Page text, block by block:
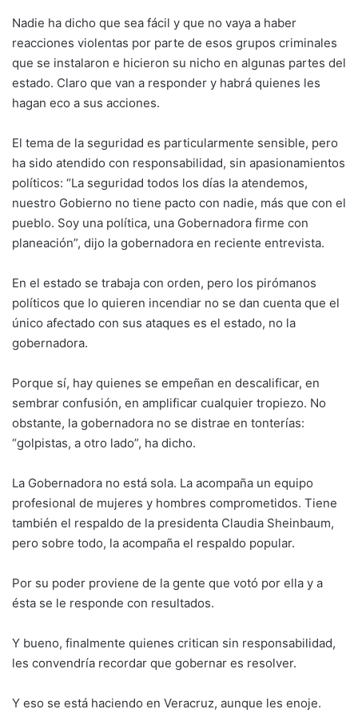
Nadie ha dicho que sea fácil y que no vaya a haber
reacciones violentas por parte de esos grupos criminales
que se instalaron e hicieron su nicho en algunas partes del
estado. Claro que van a responder y habrá quienes les
hagan eco a sus acciones.
El tema de la seguridad es particularmente sensible, pero
ha sido atendido con responsabilidad, sin apasionamientos
políticos: “La seguridad todos los días la atendemos,
nuestro Gobierno no tiene pacto con nadie, más que con el
pueblo. Soy una política, una Gobernadora firme con
planeación”, dijo la gobernadora en reciente entrevista.
En el estado se trabaja con orden, pero los pirómanos
políticos que lo quieren incendiar no se dan cuenta que el
único afectado con sus ataques es el estado, no la
gobernadora.
Porque sí, hay quienes se empeñan en descalificar, en
sembrar confusión, en amplificar cualquier tropiezo. No
obstante, la gobernadora no se distrae en tonterías:
“golpistas, a otro lado”, ha dicho.
La Gobernadora no está sola. La acompaña un equipo
profesional de mujeres y hombres comprometidos. Tiene
también el respaldo de la presidenta Claudia Sheinbaum,
pero sobre todo, la acompaña el respaldo popular.
Por su poder proviene de la gente que votó por ella y a
ésta se le responde con resultados.
Y bueno, finalmente quienes critican sin responsabilidad,
les convendría recordar que gobernar es resolver.
Y eso se está haciendo en Veracruz, aunque les enoje.